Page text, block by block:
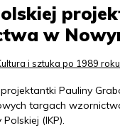
w
i sztuka po 1989 roku
Pauliny
targach
(IKP).